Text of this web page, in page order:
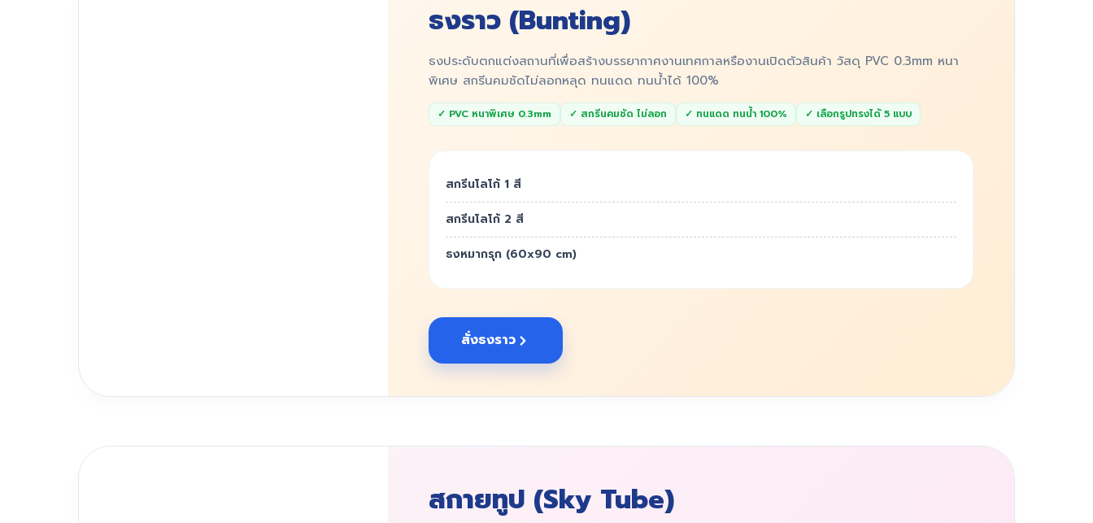
ธงราว (Bunting)
ธงประดับตกแต่งสถานที่เพื่อสร้างบรรยากาศงานเทศกาลหรืองานเปิดตัวสินค้า วัสดุ PVC 0.3mm หนา
พิเศษ สกรีนคมชัดไม่ลอกหลุด ทนแดด ทนน้ำได้ 100%
✓ PVC หนาพิเศษ 0.3mm ✓ สกรีนคมชัด ไม่ลอก ✓ ทนแดด ทนน้ำ 100% ✓ เลือกรูปทรงได้ 5 แบบ
สกรีนโลโก้ 1 สี
สกรีนโลโก้ 2 สี
ธงหมากรุก (60x90 cm)
สั่งธงราว
สกายทูป (Sky Tube)